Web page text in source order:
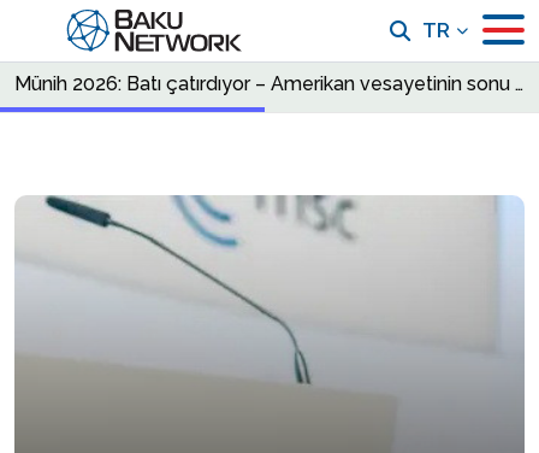
TR
Münih 2026: Batı çatırdıyor – Amerikan vesayetinin sonu ve Avrupa için kader kavgası